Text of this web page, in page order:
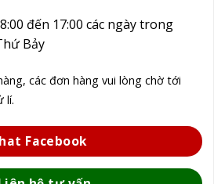
đến 17:00 các ngày trong
Bảy
các đơn hàng vui lòng chờ tới
lí.
Facebook